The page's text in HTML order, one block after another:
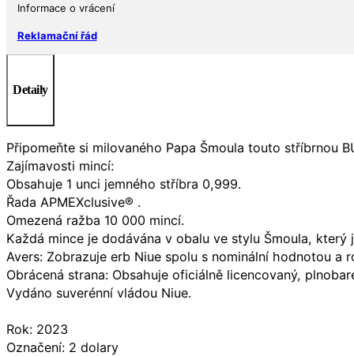
Informace o vrácení
Reklamační řád
Detaily
Připomeňte si milovaného Papa Šmoula touto stříbrnou
Zajímavosti mincí:
Obsahuje 1 unci jemného stříbra 0,999.
Řada APMEXclusive® .
Omezená ražba 10 000 mincí.
Každá mince je dodávána v obalu ve stylu Šmoula,
Avers: Zobrazuje erb Niue spolu s nominální hodnotou
Obrácená strana: Obsahuje oficiálně licencovaný,
Vydáno suverénní vládou Niue.
Rok: 2023
Označení: 2 dolary